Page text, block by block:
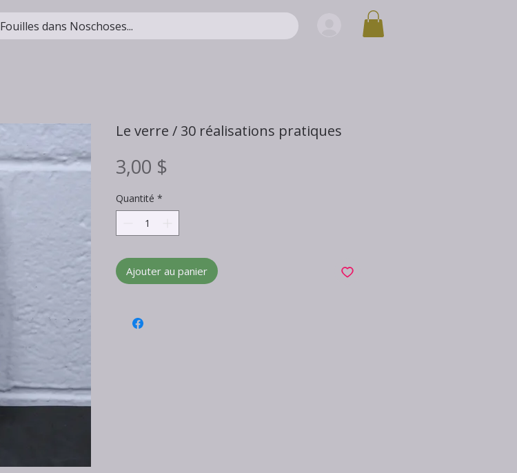
Fouilles dans Noschoses...
Le verre / 30 réalisations pratiques
3,00 $
Quantité *
Ajouter au panier